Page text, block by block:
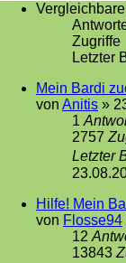
Zugriffe
Letzter
Mein Bardi
von Anitis »
1
2757
Letzter
Hilfe! Mein
von Flosse94
12
13843